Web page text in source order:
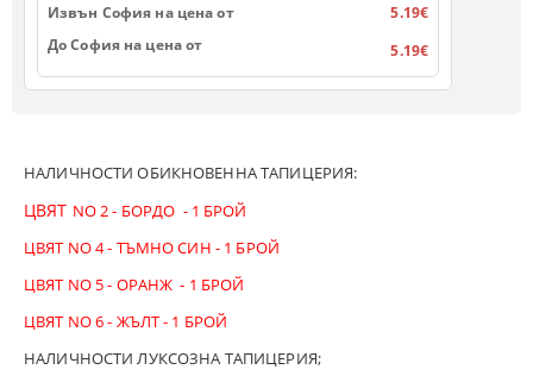
НАЛИЧНОСТИ ОБИКНОВЕННА ТАПИЦЕРИЯ:
ЦВЯТ NO 2 - БОРДО - 1 БРОЙ
ЦВЯТ NO 4 - ТЪМНО СИН - 1 БРОЙ
ЦВЯТ NO 5 - ОРАНЖ - 1 БРОЙ
ЦВЯТ NO 6 - ЖЪЛТ - 1 БРОЙ
НАЛИЧНОСТИ ЛУКСОЗНА ТАПИЦЕРИЯ;
Извън София на цена от
5.19€
До София на цена от
5.19€